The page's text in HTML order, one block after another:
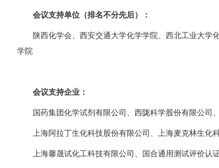
会议支持单位（排名不分先后）：
陕西化学会、西安交通大学化学学院、西北工业大学
学院
会议支持企业：
国药集团化学试剂有限公司、西陇科学股份有限公司
上海阿拉丁生化科技股份有限公司、上海麦克林生化
上海馨晟试化工科技有限公司、国合通用测试评价认